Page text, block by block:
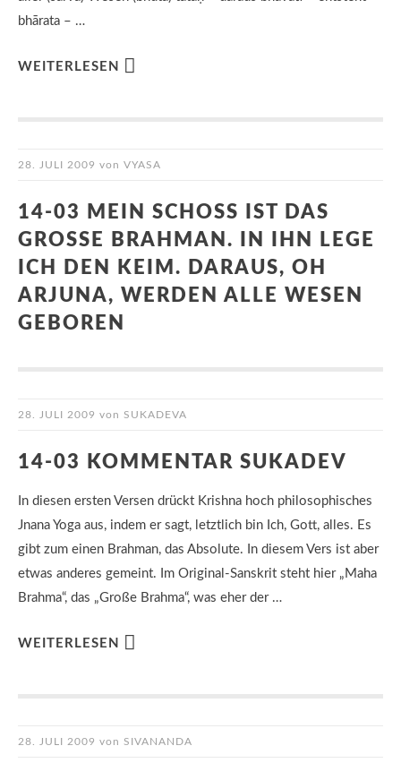
bhārata – …
WEITERLESEN
28. JULI 2009 von VYASA
14-03 MEIN SCHOSS IST DAS G
ROSSE BRAHMAN. IN IHN LEGE IC
H DEN KEIM. DARAUS, OH AR
JUNA, WERDEN ALLE WESEN GE
BOREN
28. JULI 2009 von SUKADEVA
14-03 KOMMENTAR SUKADEV
In diesen ersten Versen drückt Krishna hoch philosophisches
Jnana Yoga aus, indem er sagt, letztlich bin Ich, Gott, alles. Es
gibt zum einen Brahman, das Absolute. In diesem Vers ist aber
etwas anderes gemeint. Im Original-Sanskrit steht hier „Maha
Brahma“, das „Große Brahma“, was eher der …
WEITERLESEN
28. JULI 2009 von SIVANANDA